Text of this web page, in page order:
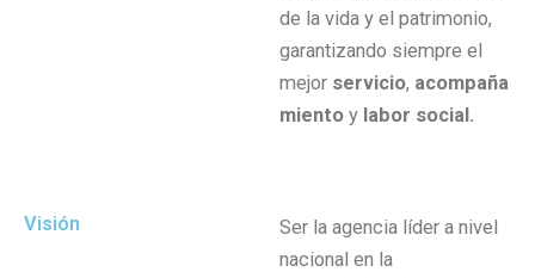
de la vida y el patrimonio,
garantizando siempre el
mejor servicio, acompaña
miento y labor social.
Visión
Ser la agencia líder a nivel
nacional en la